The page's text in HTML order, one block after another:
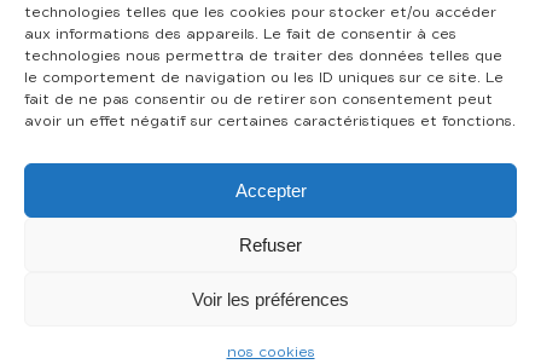
technologies telles que les cookies pour stocker et/ou accéder
aux informations des appareils. Le fait de consentir à ces
technologies nous permettra de traiter des données telles que
le comportement de navigation ou les ID uniques sur ce site. Le
fait de ne pas consentir ou de retirer son consentement peut
avoir un effet négatif sur certaines caractéristiques et fonctions.
Accepter
Refuser
Voir les préférences
nos cookies
14 Grosmond Nicolas
cookies